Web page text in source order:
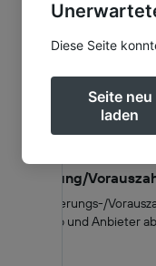
Check-in/Check-out
Stornierung/
Die Stornierungs-/
Zimmertyp und Anbieter
Diese Seite
Seite neu
laden